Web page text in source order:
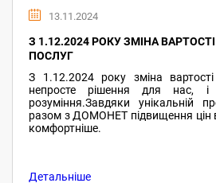
13.11.2024
З 1.12.2024 РОКУ ЗМІНА ВАРТОСТІ
ПОСЛУГ
З 1.12.2024 року зміна
непросте рішення для нас,
розуміння.Завдяки унікальній
разом з ДОМОНЕТ підвищення цін
комфортніше.
Детальніше